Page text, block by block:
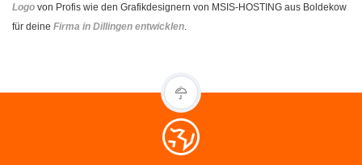
Logo von Profis wie den Grafikdesignern von MSIS-HOSTING aus Boldekow
für deine Firma in Dillingen entwicklen